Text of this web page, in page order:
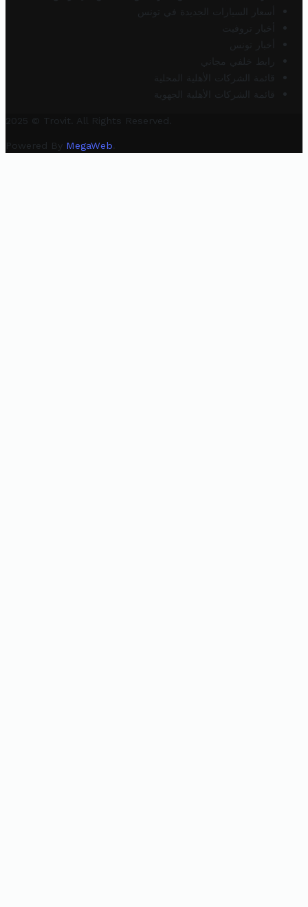
أسعار السيارات الجديدة في تونس
أخبار تروفيت
أخبار تونس
رابط خلفي مجاني
قائمة الشركات الأهلية المحلية
قائمة الشركات الأهلية الجهوية
2025 © Trovit. All Rights Reserved.
Powered By MegaWeb